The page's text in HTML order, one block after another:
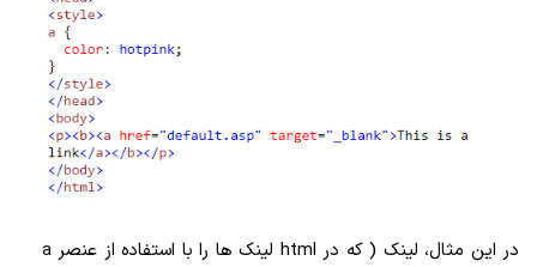
در این مثال، لینک ( که در html لینک ها را با استفاده از عنصر a